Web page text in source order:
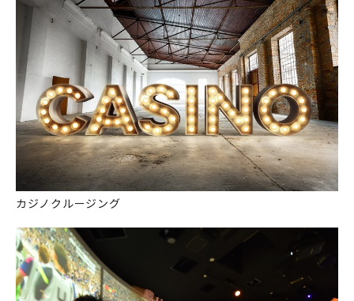
カジノクルージング